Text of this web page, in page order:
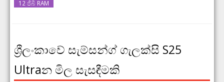
12 ජීබී RAM
ශ්‍රීලංකාවේ සැම්සන්ග් ගැලක්සි S25
Ultraන මිල සැසඳීමකි